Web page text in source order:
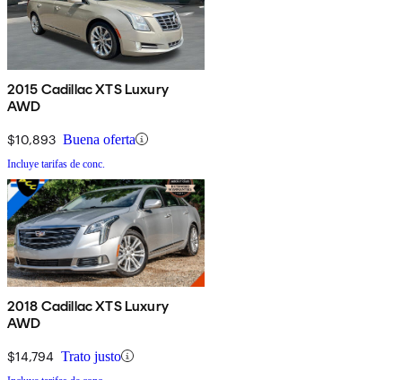
2015 Cadillac XTS Luxury
AWD
$10,893 Buena oferta
Incluye tarifas de conc.
2018 Cadillac XTS Luxury
AWD
$14,794 Trato justo